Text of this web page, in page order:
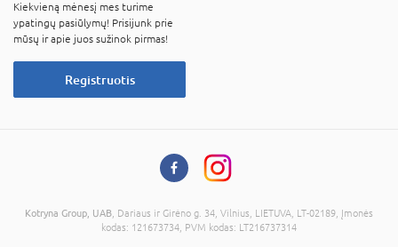
Kiekvieną mėnesį mes turime
ypatingų pasiūlymų! Prisijunk prie
mūsų ir apie juos sužinok pirmas!
Registruotis
Kotryna Group, UAB , Dariaus ir Girėno g. 34, Vilnius, LIETUVA, LT-02189, Įmonės
kodas: 121673734, PVM kodas: LT216737314